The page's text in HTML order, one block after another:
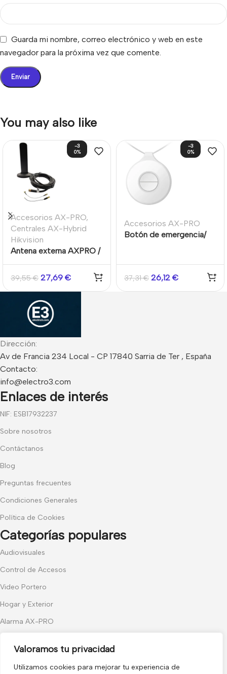
Valoramos tu privacidad
Utilizamos cookies para mejorar tu experiencia de
Guarda mi nombre, correo electrónico y web en este
navegador para la próxima vez que comente.
You may also like
-3
0%
Accesorios AX-PRO,
Centrales AX-Hybrid
Hikvision
Antena externa AXPRO /
AX-Hybrid 3m
39,55€ 27,69 €
-3
0%
Accesorios AX-PRO
Botón de emergencia/
IP66 Sistema AXPRO
Hikvision
37,31€ 26,12 €
Dirección:
Av de Francia 234 Local - CP 17840 Sarria de Ter , España
Contacto:
info@electro3.com
Enlaces de interés
NIF: ESB17932237
Sobre nosotros
Contáctanos
Blog
Preguntas frecuentes
Condiciones Generales
Política de Cookies
Categorías populares
Audiovisuales
Control de Accesos
Video Portero
Hogar y Exterior
Alarma AX-PRO
Únete a nuestras novedades
Recibe las últimas novedades y promociones.